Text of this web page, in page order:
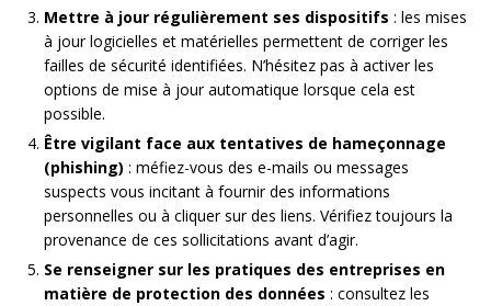
Mettre à jour régulièrement ses dispositifs : les mises
à jour logicielles et matérielles permettent de corriger les
failles de sécurité identifiées. N’hésitez pas à activer les
options de mise à jour automatique lorsque cela est
possible.
Être vigilant face aux tentatives de hameçonnage
(phishing) : méfiez-vous des e-mails ou messages
suspects vous incitant à fournir des informations
personnelles ou à cliquer sur des liens. Vérifiez toujours la
provenance de ces sollicitations avant d’agir.
Se renseigner sur les pratiques des entreprises en
matière de protection des données : consultez les